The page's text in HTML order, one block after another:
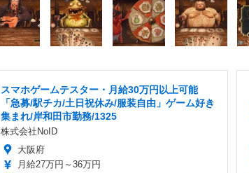
スマホゲームテスター・月給30万円以上可能
「急募/駅チカ/土日祝休み/服装自由」ゲーム好き
集まれ/岸和田市勤務/1325
株式会社NoID
大阪府
月給27万円～36万円